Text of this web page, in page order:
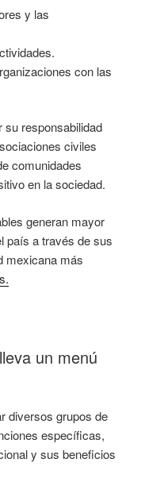
y las
con las
su responsabilidad
civiles
comunidades
en la sociedad.
generan mayor
país a través de sus
mexicana más
un menú
diversos grupos de
específicas,
y sus beneficios